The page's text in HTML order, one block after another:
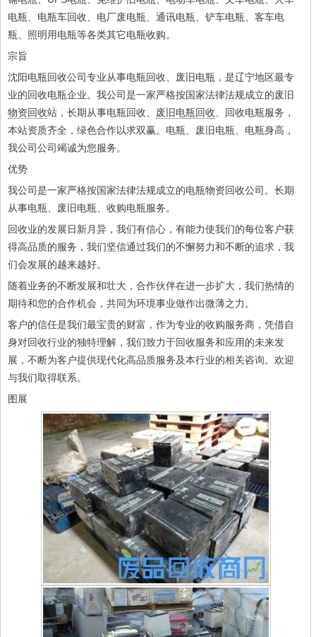
电瓶、电瓶车回收、电厂废电瓶、通讯电瓶、铲车电瓶、客车电
瓶、照明用电瓶等各类其它电瓶收购。
宗旨
沈阳电瓶回收公司专业从事电瓶回收、废旧电瓶，是辽宁地区最专
业的回收电瓶企业。我公司是一家严格按国家法律法规成立的废旧
物资回收站，长期从事电瓶回收、 废旧电瓶回收 、回收电瓶服务，
本站资质齐全，绿色合作以求双赢。电瓶、废旧电瓶、电瓶身高，
我公司公司竭诚为您服务。
优势
我公司是一家严格按国家法律法规成立的电瓶物资回收公司。长期
从事电瓶、废旧电瓶、收购电瓶服务。
回收业的发展日新月异，我们有信心，有能力使我们的每位客户获
得高品质的服务，我们坚信通过我们的不懈努力和不断的追求，我
们会发展的越来越好。
随着业务的不断发展和壮大，合作伙伴在进一步扩大，我们热情的
期待和您的合作机会，共同为环境事业做作出微薄之力。
客户的信任是我们最宝贵的财富，作为专业的收购服务商，凭借自
身对回收行业的独特理解，我们致力于回收服务和应用的未来发
展，不断为客户提供现代化高品质服务及本行业的相关咨询。欢迎
与我们取得联系。
图展